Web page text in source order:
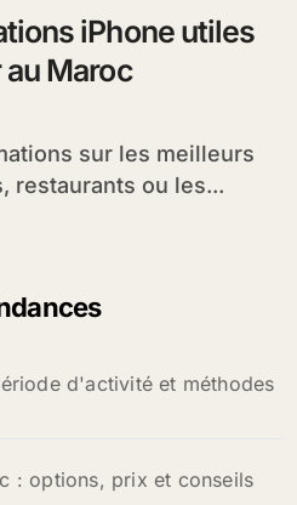
iPhone utiles
Maroc
restaurants ou les...
d'activité et méthodes
: options, prix et conseils